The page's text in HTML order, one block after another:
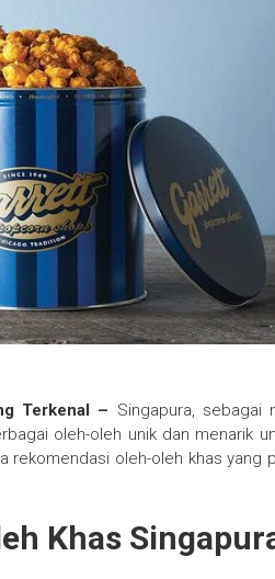
Terkenal – Singapura, sebagai
oleh-oleh unik dan menarik
rekomendasi oleh-oleh khas yang
Khas